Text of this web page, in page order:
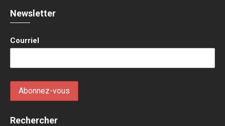
Newsletter
Courriel
Rechercher